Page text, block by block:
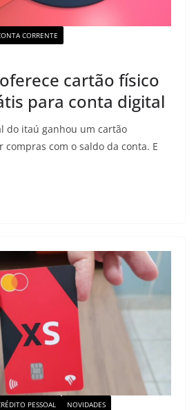
CORRENTE
cartão físico
para conta digital
do itaú ganhou um cartão
com o saldo da conta. E
PESSOAL NOVIDADES